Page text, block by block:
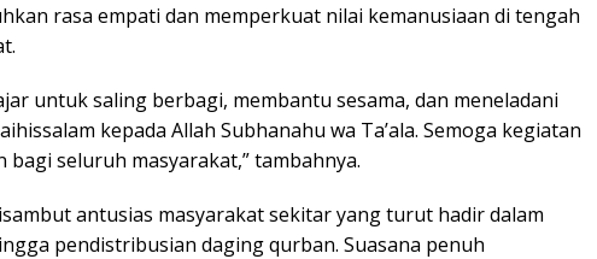
rasa empati dan memperkuat nilai kemanusiaan di tengah
untuk saling berbagi, membantu sesama, dan meneladani
kepada Allah Subhanahu wa Ta’ala. Semoga kegiatan
bagi seluruh masyarakat,” tambahnya.
antusias masyarakat sekitar yang turut hadir dalam
pendistribusian daging qurban. Suasana penuh